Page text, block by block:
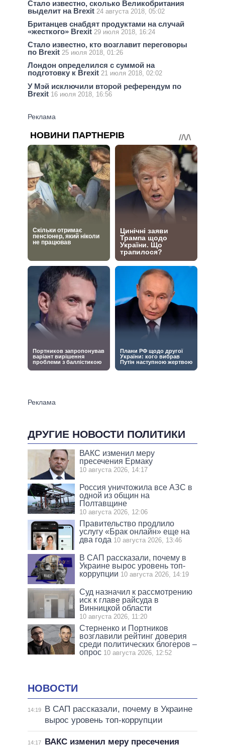
Стало известно, сколько Великобритания
выделит на Brexit 24 августа 2018, 05:02
Британцев снабдят продуктами на случай
«жесткого» Brexit 29 июля 2018, 16:24
Стало известно, кто возглавит переговоры
по Brexit 25 июля 2018, 01:26
Лондон определился с суммой на
подготовку к Brexit 21 июля 2018, 02:02
У Мэй исключили второй референдум по
Brexit 16 июля 2018, 16:56
ДРУГИЕ НОВОСТИ ПОЛИТИКИ
ВАКС изменил меру
пресечения Ермаку
10 августа 2026, 14:17
Россия уничтожила все АЗС в
одной из общин на
Полтавщине
10 августа 2026, 12:06
Правительство продлило
услугу «Брак онлайн» еще на
два года 10 августа 2026, 13:46
В САП рассказали, почему в
Украине вырос уровень топ-
коррупции 10 августа 2026, 14:19
Суд назначил к рассмотрению
иск к главе райсуда в
Винницкой области
10 августа 2026, 11:20
Стерненко и Портников
возглавили рейтинг доверия
среди политических блогеров –
опрос 10 августа 2026, 12:52
НОВОСТИ
14:19
В САП рассказали, почему в Украине
вырос уровень топ-коррупции
14:17
ВАКС изменил меру пресечения